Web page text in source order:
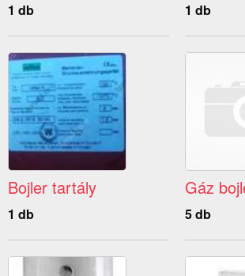
1 db 1 db
Bojler tartály
1 db
Gáz
5 db